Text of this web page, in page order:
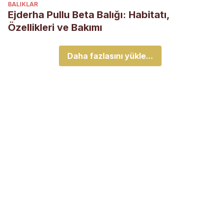
BALIKLAR
Ejderha Pullu Beta Balığı: Habitatı,
Özellikleri ve Bakımı
Daha fazlasını yükle...